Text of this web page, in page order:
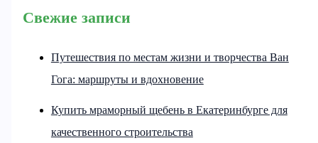
Свежие записи
Путешествия по местам жизни и творчества Ван
Гога: маршруты и вдохновение
Купить мраморный щебень в Екатеринбурге для
качественного строительства